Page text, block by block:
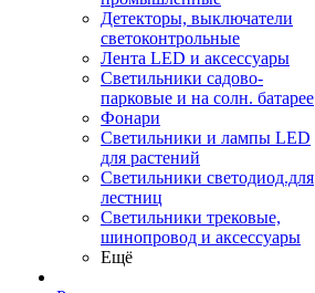
Детекторы, выключатели
светоконтрольные
Лента LED и аксессуары
Светильники садово-
парковые и на солн. батарее
Фонари
Светильники и лампы LED
для растений
Светильники светодиод.для
лестниц
Светильники трековые,
шинопровод и аксессуары
Ещё